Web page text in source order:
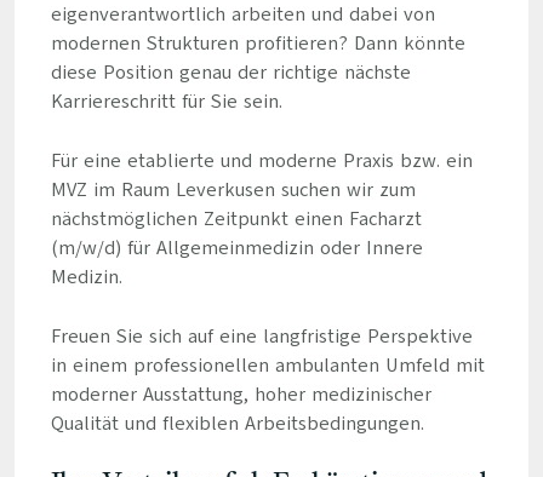
eigenverantwortlich arbeiten und dabei von
modernen Strukturen profitieren? Dann könnte
diese Position genau der richtige nächste
Karriereschritt für Sie sein.
Für eine etablierte und moderne Praxis bzw. ein
MVZ im Raum Leverkusen suchen wir zum
nächstmöglichen Zeitpunkt einen Facharzt
(m/w/d) für Allgemeinmedizin oder Innere
Medizin.
Freuen Sie sich auf eine langfristige Perspektive
in einem professionellen ambulanten Umfeld mit
moderner Ausstattung, hoher medizinischer
Qualität und flexiblen Arbeitsbedingungen.